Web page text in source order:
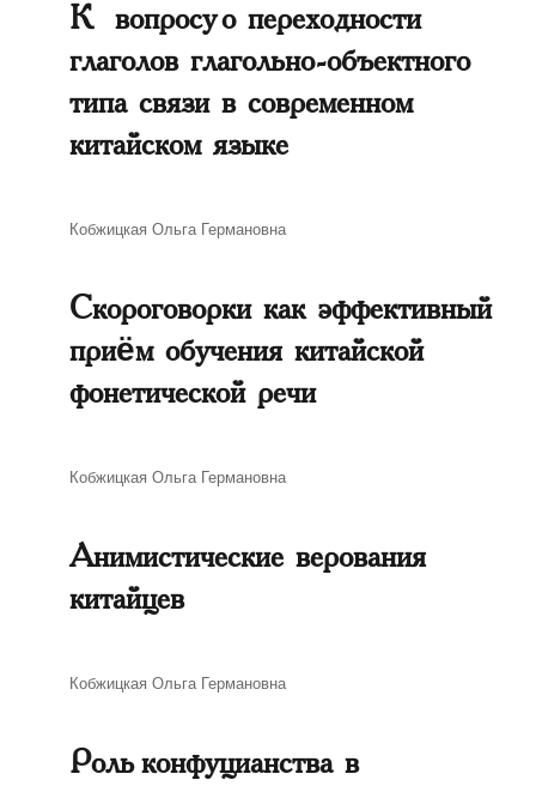
К вопросу о переходности
глаголов глагольно-объектного
типа связи в современном
китайском языке
Автор
Кобжицкая Ольга Германовна
Скороговорки как эффективный
приём обучения китайской
фонетической речи
Автор
Кобжицкая Ольга Германовна
Анимистические верования
китайцев
Автор
Кобжицкая Ольга Германовна
Роль конфуцианства в